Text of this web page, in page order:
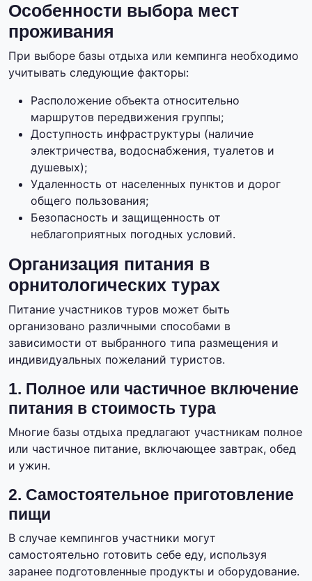
Особенности выбора мест
проживания
При выборе базы отдыха или кемпинга необходимо
учитывать следующие факторы:
Расположение объекта относительно
маршрутов передвижения группы;
Доступность инфраструктуры (наличие
электричества, водоснабжения, туалетов и
душевых);
Удаленность от населенных пунктов и дорог
общего пользования;
Безопасность и защищенность от
неблагоприятных погодных условий.
Организация питания в
орнитологических турах
Питание участников туров может быть
организовано различными способами в
зависимости от выбранного типа размещения и
индивидуальных пожеланий туристов.
1. Полное или частичное включение
питания в стоимость тура
Многие базы отдыха предлагают участникам полное
или частичное питание, включающее завтрак, обед
и ужин.
2. Самостоятельное приготовление
пищи
В случае кемпингов участники могут
самостоятельно готовить себе еду, используя
заранее подготовленные продукты и оборудование.